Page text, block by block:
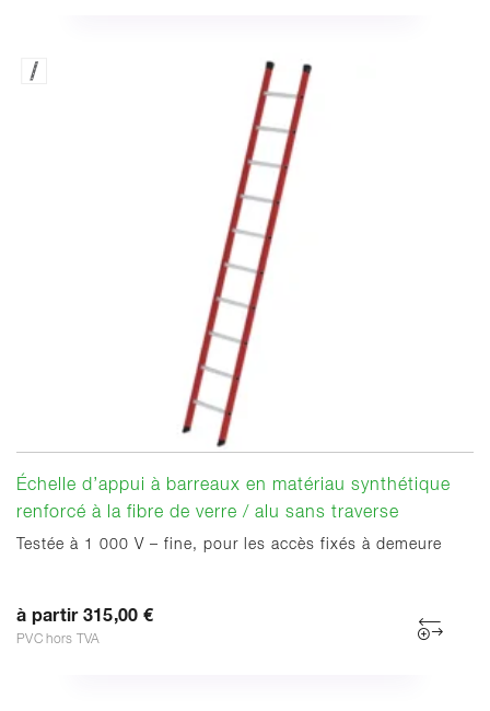
Échelle d’appui à barreaux en matériau synthétique
renforcé à la fibre de verre / alu sans traverse
Testée à 1 000 V – fine, pour les accès fixés à demeure
à partir 315,00 €
PVC hors TVA